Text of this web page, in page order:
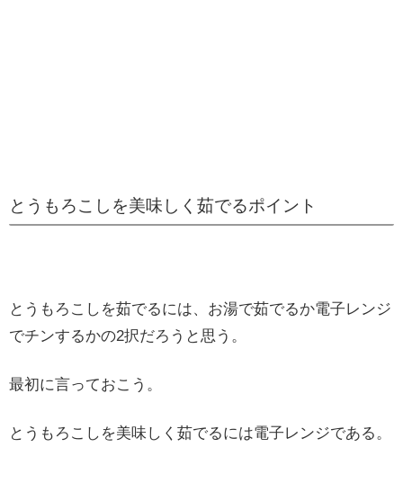
とうもろこしを美味しく茹でるポイント
とうもろこしを茹でるには、お湯で茹でるか電子レンジ
でチンするかの2択だろうと思う。
最初に言っておこう。
とうもろこしを美味しく茹でるには電子レンジである。